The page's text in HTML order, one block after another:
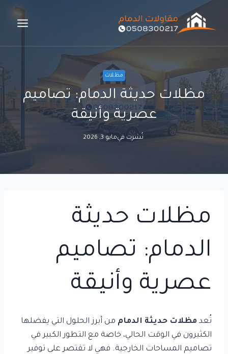
مظلات
مظلات حديثة الدمام: تصاميم
عصرية وأنيقة
نُشرت فيمايو 3, 2026
مظلات حديثة
الدمام: تصاميم
عصرية وأنيقة
تُعد مظلات حديثة الدمام من أبرز الحلول التي يفضلها
الكثيرون في الوقت الحالي، خاصة مع التطور الكبير في
تصاميم المساحات الخارجية. فهي لا تقتصر على توفير